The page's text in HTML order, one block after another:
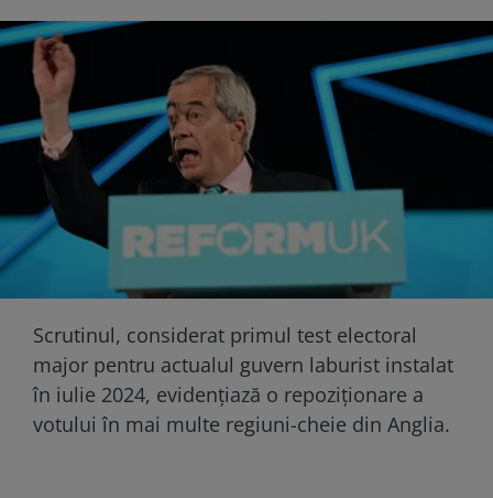
Scrutinul, considerat primul test electoral
major pentru actualul guvern laburist instalat
în iulie 2024, evidențiază o repoziționare a
votului în mai multe regiuni-cheie din Anglia.